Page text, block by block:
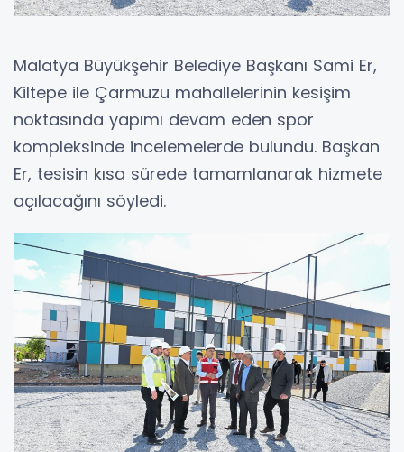
Malatya Büyükşehir Belediye Başkanı Sami Er,
Kiltepe ile Çarmuzu mahallelerinin kesişim
noktasında yapımı devam eden spor
kompleksinde incelemelerde bulundu. Başkan
Er, tesisin kısa sürede tamamlanarak hizmete
açılacağını söyledi.